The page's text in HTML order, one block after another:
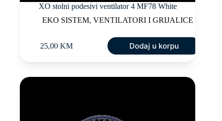
XO stolni podesivi ventilator 4 MF78 White
EKO SISTEM, VENTILATORI I GRIJALICE
25,00 KM Dodaj u korpu